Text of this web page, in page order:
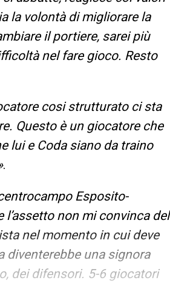
la volontà di migliorare la
il portiere, sarei più
nel fare gioco. Resto
cosi strutturato ci sta
Questo è un giocatore che
lui e Coda siano da traino
.
Esposito-
non mi convinca del
nel momento in cui deve
diventerebbe una signora
dei difensori. 5-6 giocatori